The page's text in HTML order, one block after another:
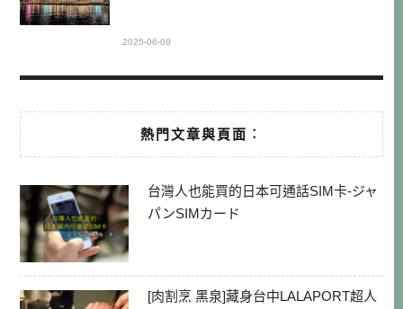
2025-06-08
熱門文章與頁面︰
台灣人也能買的日本可通話SIM卡-ジャ
パンSIMカード
[肉割烹 黑泉]藏身台中LALAPORT超人